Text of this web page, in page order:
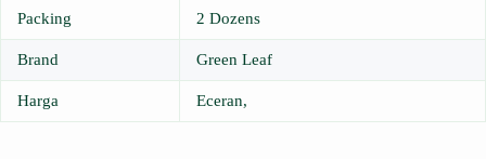
Packing 2 Dozens
Brand Green Leaf
Harga Eceran,